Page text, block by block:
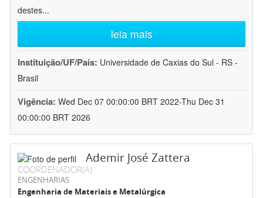
destes...
leia mais
Instituição/UF/País: Universidade de Caxias do Sul - RS -
Brasil
Vigência: Wed Dec 07 00:00:00 BRT 2022-Thu Dec 31
00:00:00 BRT 2026
Ademir José Zattera
COORDENADOR(A)
ENGENHARIAS
Engenharia de Materiais e Metalúrgica